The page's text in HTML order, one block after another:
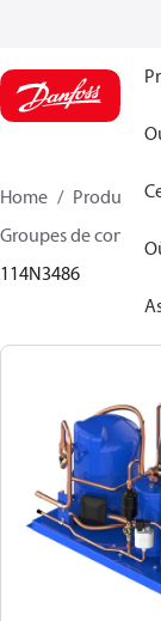
Home Produits
Groupes de
114N3486